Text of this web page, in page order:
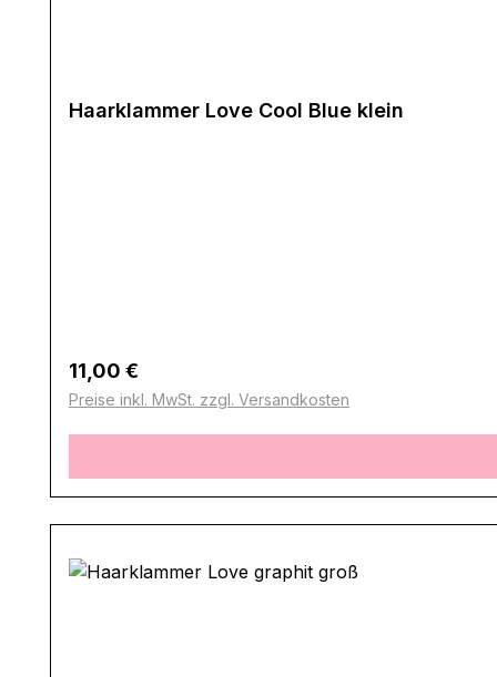
Haarklammer Love Cool Blue klein
Regulärer Preis:
11,00 €
Preise inkl. MwSt. zzgl. Versandkosten